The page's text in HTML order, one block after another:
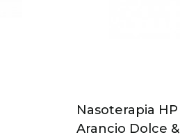
Nasoterapia
Arancio Dolce